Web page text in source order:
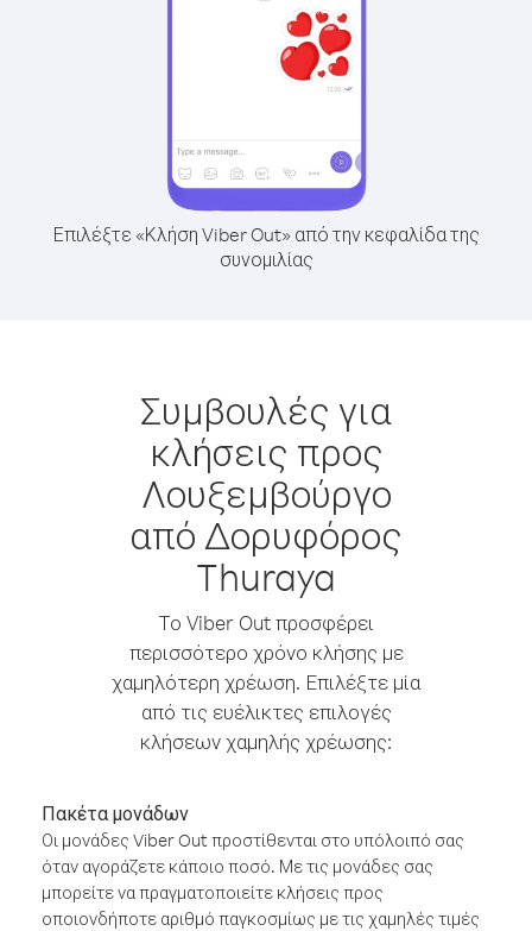
Επιλέξτε «Κλήση Viber Out» από την κεφαλίδα της
συνομιλίας
Συμβουλές για
κλήσεις προς
Λουξεμβούργο
από Δορυφόρος
Thuraya
Το Viber Out προσφέρει
περισσότερο χρόνο κλήσης με
χαμηλότερη χρέωση. Επιλέξτε μία
από τις ευέλικτες επιλογές
κλήσεων χαμηλής χρέωσης:
Πακέτα μονάδων
Οι μονάδες Viber Out προστίθενται στο υπόλοιπό σας
όταν αγοράζετε κάποιο ποσό. Με τις μονάδες σας
μπορείτε να πραγματοποιείτε κλήσεις προς
οποιονδήποτε αριθμό παγκοσμίως με τις χαμηλές τιμές